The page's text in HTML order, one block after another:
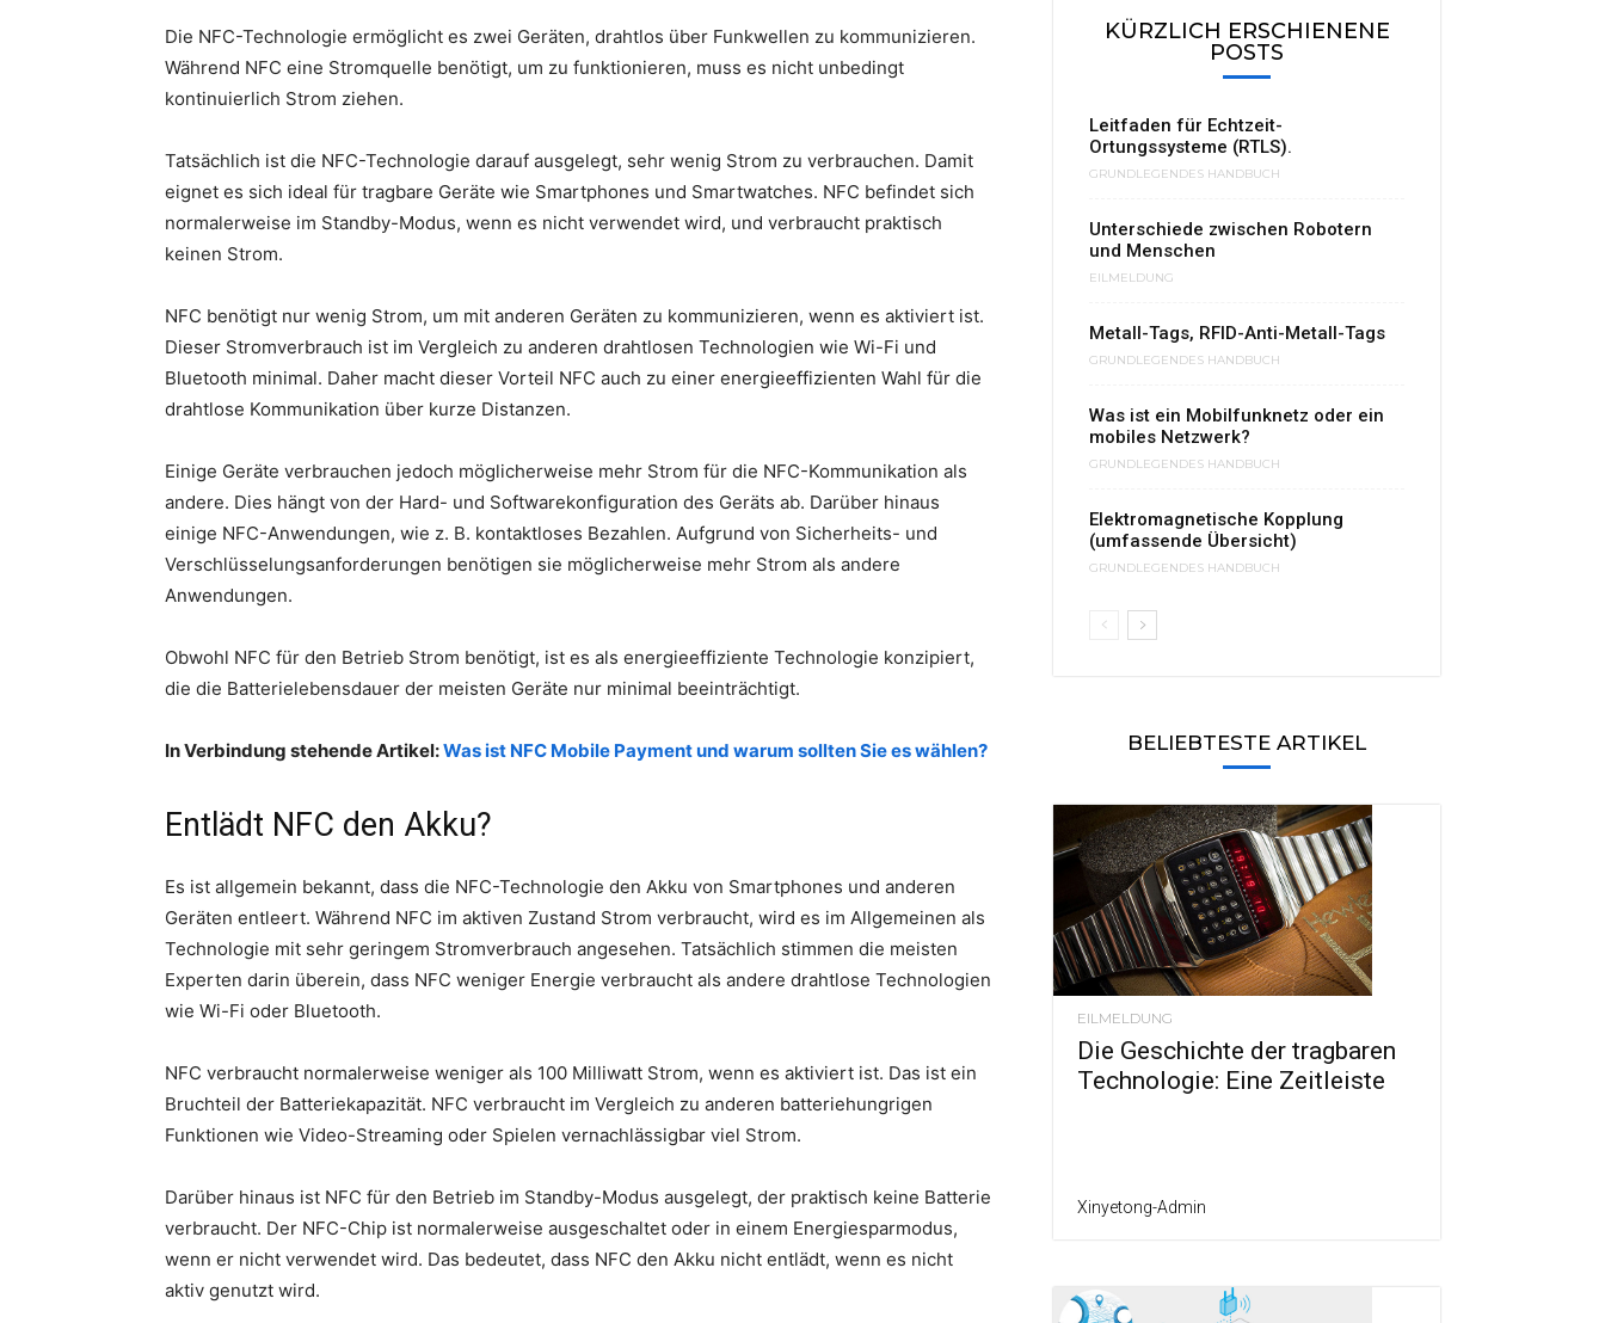
Die NFC-Technologie ermöglicht es zwei Geräten, drahtlos über Funkwellen zu kommunizieren.
Während NFC eine Stromquelle benötigt, um zu funktionieren, muss es nicht unbedingt
kontinuierlich Strom ziehen.
Tatsächlich ist die NFC-Technologie darauf ausgelegt, sehr wenig Strom zu verbrauchen. Damit
eignet es sich ideal für tragbare Geräte wie Smartphones und Smartwatches. NFC befindet sich
normalerweise im Standby-Modus, wenn es nicht verwendet wird, und verbraucht praktisch
keinen Strom.
NFC benötigt nur wenig Strom, um mit anderen Geräten zu kommunizieren, wenn es aktiviert ist.
Dieser Stromverbrauch ist im Vergleich zu anderen drahtlosen Technologien wie Wi-Fi und
Bluetooth minimal. Daher macht dieser Vorteil NFC auch zu einer energieeffizienten Wahl für die
drahtlose Kommunikation über kurze Distanzen.
Einige Geräte verbrauchen jedoch möglicherweise mehr Strom für die NFC-Kommunikation als
andere. Dies hängt von der Hard- und Softwarekonfiguration des Geräts ab. Darüber hinaus
einige NFC-Anwendungen, wie z. B. kontaktloses Bezahlen. Aufgrund von Sicherheits- und
Verschlüsselungsanforderungen benötigen sie möglicherweise mehr Strom als andere
Anwendungen.
Obwohl NFC für den Betrieb Strom benötigt, ist es als energieeffiziente Technologie konzipiert,
die die Batterielebensdauer der meisten Geräte nur minimal beeinträchtigt.
In Verbindung stehende Artikel:Was ist NFC Mobile Payment und warum sollten Sie es wählen?
Entlädt NFC den Akku?
Es ist allgemein bekannt, dass die NFC-Technologie den Akku von Smartphones und anderen
Geräten entleert. Während NFC im aktiven Zustand Strom verbraucht, wird es im Allgemeinen als
Technologie mit sehr geringem Stromverbrauch angesehen. Tatsächlich stimmen die meisten
Experten darin überein, dass NFC weniger Energie verbraucht als andere drahtlose Technologien
wie Wi-Fi oder Bluetooth.
NFC verbraucht normalerweise weniger als 100 Milliwatt Strom, wenn es aktiviert ist. Das ist ein
Bruchteil der Batteriekapazität. NFC verbraucht im Vergleich zu anderen batteriehungrigen
Funktionen wie Video-Streaming oder Spielen vernachlässigbar viel Strom.
Darüber hinaus ist NFC für den Betrieb im Standby-Modus ausgelegt, der praktisch keine Batterie
verbraucht. Der NFC-Chip ist normalerweise ausgeschaltet oder in einem Energiesparmodus,
wenn er nicht verwendet wird. Das bedeutet, dass NFC den Akku nicht entlädt, wenn es nicht
aktiv genutzt wird.
KÜRZLICH ERSCHIENENE
POSTS
Leitfaden für Echtzeit-
Ortungssysteme (RTLS).
GRUNDLEGENDES HANDBUCH
Unterschiede zwischen Robotern
und Menschen
EILMELDUNG
Metall-Tags, RFID-Anti-Metall-Tags
GRUNDLEGENDES HANDBUCH
Was ist ein Mobilfunknetz oder ein
mobiles Netzwerk?
GRUNDLEGENDES HANDBUCH
Elektromagnetische Kopplung
(umfassende Übersicht)
GRUNDLEGENDES HANDBUCH
BELIEBTESTE ARTIKEL
EILMELDUNG
Die Geschichte der tragbaren
Technologie: Eine Zeitleiste
Xinyetong-Admin